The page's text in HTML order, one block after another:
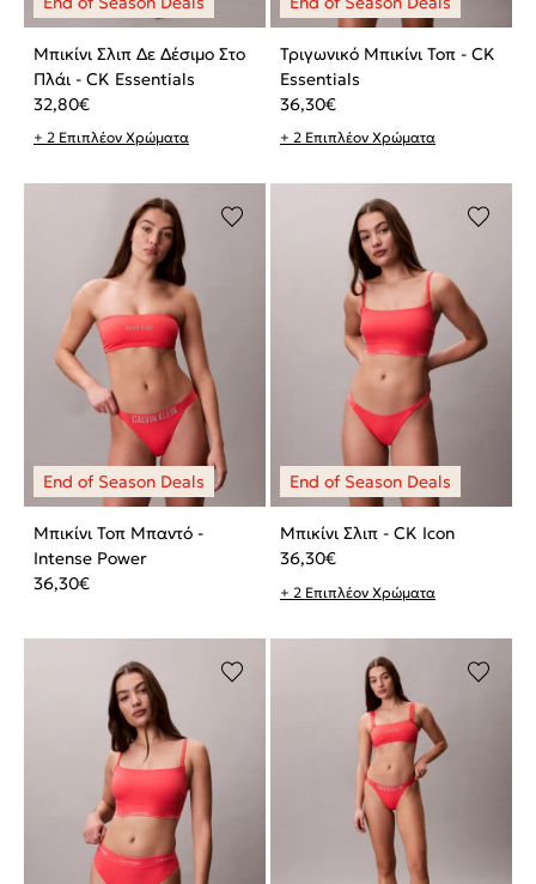
Μπικίνι Σλιπ Δε Δέσιμο Στο
Πλάι - CK Essentials
32,80€
+ 2 Επιπλέον Χρώματα
Τριγωνικό Μπικίνι Τοπ - CK
Essentials
36,30€
+ 2 Επιπλέον Χρώματα
Μπικίνι Τοπ Μπαντό -
Intense Power
36,30€
Μπικίνι Σλιπ - CK Icon
36,30€
+ 2 Επιπλέον Χρώματα